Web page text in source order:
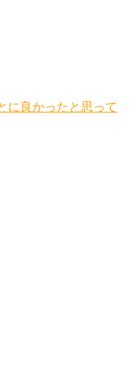
に良かったと思って